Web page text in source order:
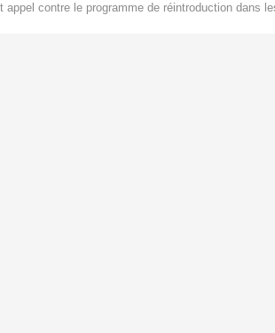
contre le programme de réintroduction dans